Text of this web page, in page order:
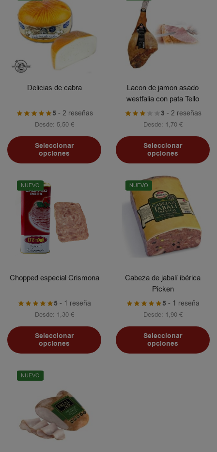
Delicias de cabra
5- 2 reseñas
Desde: 5,50 €
Seleccionar
opciones
Lacon de jamon asado
westfalia con pata Tello
3 - 2 reseñas
Desde: 1,70 €
Seleccionar
opciones
NUEVO
Chopped especial Crismona
5 - 1 reseña
Desde: 1,30 €
Seleccionar
opciones
NUEVO
Cabeza de jabalí ibérica
Picken
5 - 1 reseña
Desde: 1,90 €
Seleccionar
opciones
NUEVO